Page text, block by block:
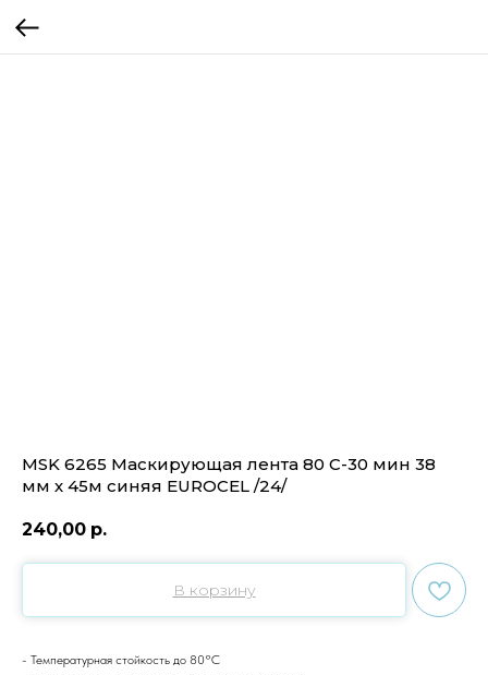
MSK 6265 Маскирующая лента 80 С-30 мин 38
мм х 45м синяя EUROCEL /24/
240,00 р.
В корзину
- Температурная стойкость до 80°С